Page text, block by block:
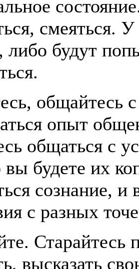
смеяться.
либо будут
общайтесь
опыт
общаться с
вы будете их
сознание, и
с разных
Старайтесь
высказать